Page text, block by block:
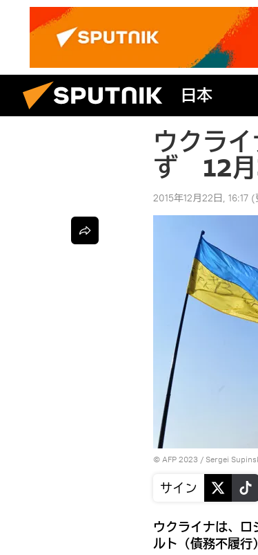
日本
ウクラ
ず 12月
2015年12月22日, 16:17 (
© AFP 2023 / Sergei
サイン
ウクライナは、
ルト（債務不履行